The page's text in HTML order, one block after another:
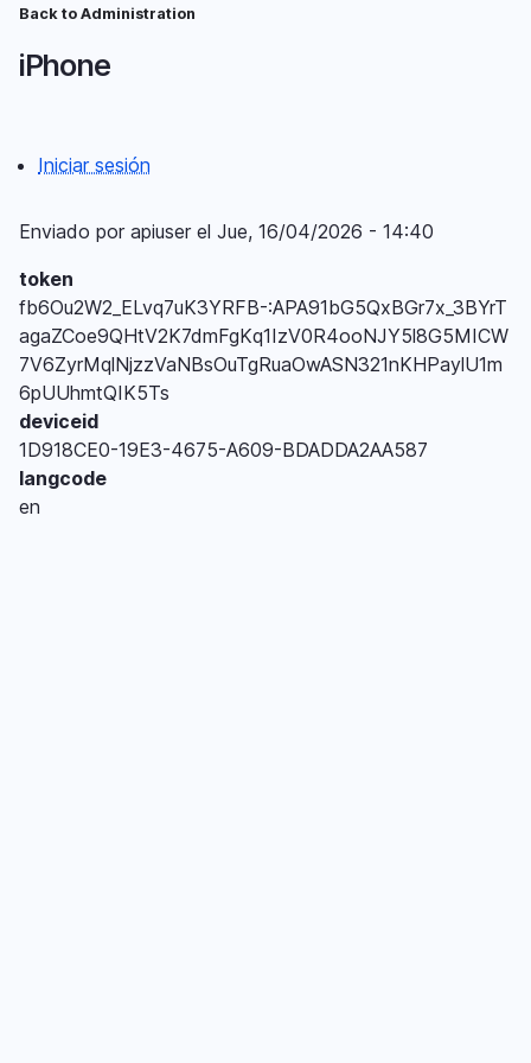
Pasar
contenido
de
Back to Administration
iPhone
Menú
del
compte
d'usuari
Iniciar sesión
Enviado por apiuserel Jue, 16/04/2026 - 14:40
token
fb6Ou2W2_ELvq7uK3YRFB-:APA91bG5QxBGr7x_3BYrT
agaZCoe9QHtV2K7dmFgKq1IzV0R4ooNJY5l8G5MICW
7V6ZyrMqlNjzzVaNBsOuTgRuaOwASN321nKHPaylU1m
6pUUhmtQIK5Ts
deviceid
1D918CE0-19E3-4675-A609-BDADDA2AA587
langcode
en